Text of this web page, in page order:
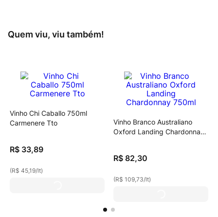
Quem viu, viu também!
Vinho Chi Caballo 750ml
Carmenere Tto
R$ 33,89
(R$ 45,19/lt)
Vinho Branco Australiano
Oxford Landing Chardonnay
R$ 82,30
(R$ 109,73/lt)